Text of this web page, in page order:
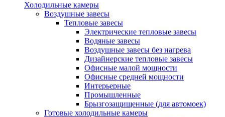
Холодильные камеры
Воздушные завесы
Тепловые завесы
Электрические тепловые завесы
Водяные завесы
Воздушные завесы без нагрева
Дизайнерские тепловые завесы
Офисные малой мощности
Офисные средней мощности
Интерьерные
Промышленные
Брызгозащищенные (для автомоек)
Готовые холодильные камеры